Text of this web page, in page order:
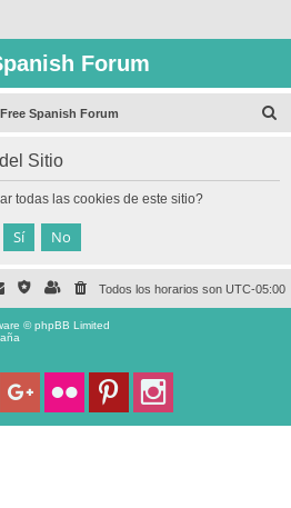
Forum
Free Spanish Forum
Sitio
todas las cookies de este sitio?
Todos los horarios son UTC-05:00
© phpBB Limited